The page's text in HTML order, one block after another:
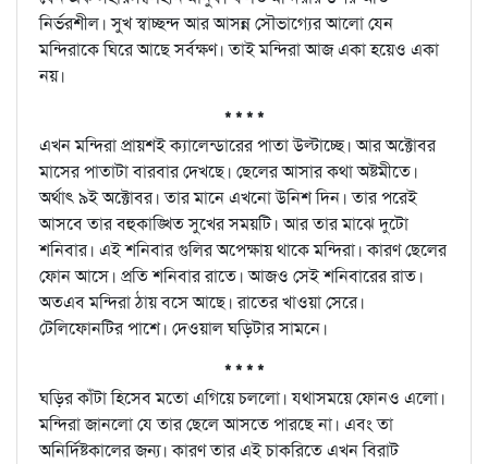
নির্ভরশীল। সুখ স্বাচ্ছন্দ আর আসন্ন সৌভাগ্যের আলো যেন
মন্দিরাকে ঘিরে আছে সর্বক্ষণ। তাই মন্দিরা আজ একা হয়েও একা
নয়।
* * * *
এখন মন্দিরা প্রায়শই ক্যালেন্ডারের পাতা উল্টাচ্ছে। আর অক্টোবর
মাসের পাতাটা বারবার দেখছে। ছেলের আসার কথা অষ্টমীতে।
অর্থাৎ ৯ই অক্টোবর। তার মানে এখনো উনিশ দিন। তার পরেই
আসবে তার বহুকাঙ্খিত সুখের সময়টি। আর তার মাঝে দুটো
শনিবার। এই শনিবার গুলির অপেক্ষায় থাকে মন্দিরা। কারণ ছেলের
ফোন আসে। প্রতি শনিবার রাতে। আজও সেই শনিবারের রাত।
অতএব মন্দিরা ঠায় বসে আছে। রাতের খাওয়া সেরে।
টেলিফোনটির পাশে। দেওয়াল ঘড়িটার সামনে।
* * * *
ঘড়ির কাঁটা হিসেব মতো এগিয়ে চললো। যথাসময়ে ফোনও এলো।
মন্দিরা জানলো যে তার ছেলে আসতে পারছে না। এবং তা
অনির্দিষ্টকালের জন্য। কারণ তার এই চাকরিতে এখন বিরাট